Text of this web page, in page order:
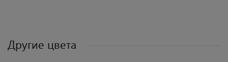
Другие цвета